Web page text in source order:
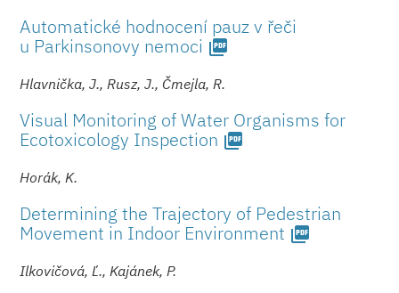
Automatické hodnocení pauz v řeči
u Parkinsonovy ne­moci picture_as_pdf
Hlavnička, J., Rusz, J., Čmejla, R.
Visual Monitoring of Water Organisms for
Ecotoxicology Inspection picture_as_pdf
Horák, K.
Determining the Trajectory of Pedestrian
Movement in Indoor Environment picture_as_pdf
Ilkovičová, Ľ., Kajánek, P.